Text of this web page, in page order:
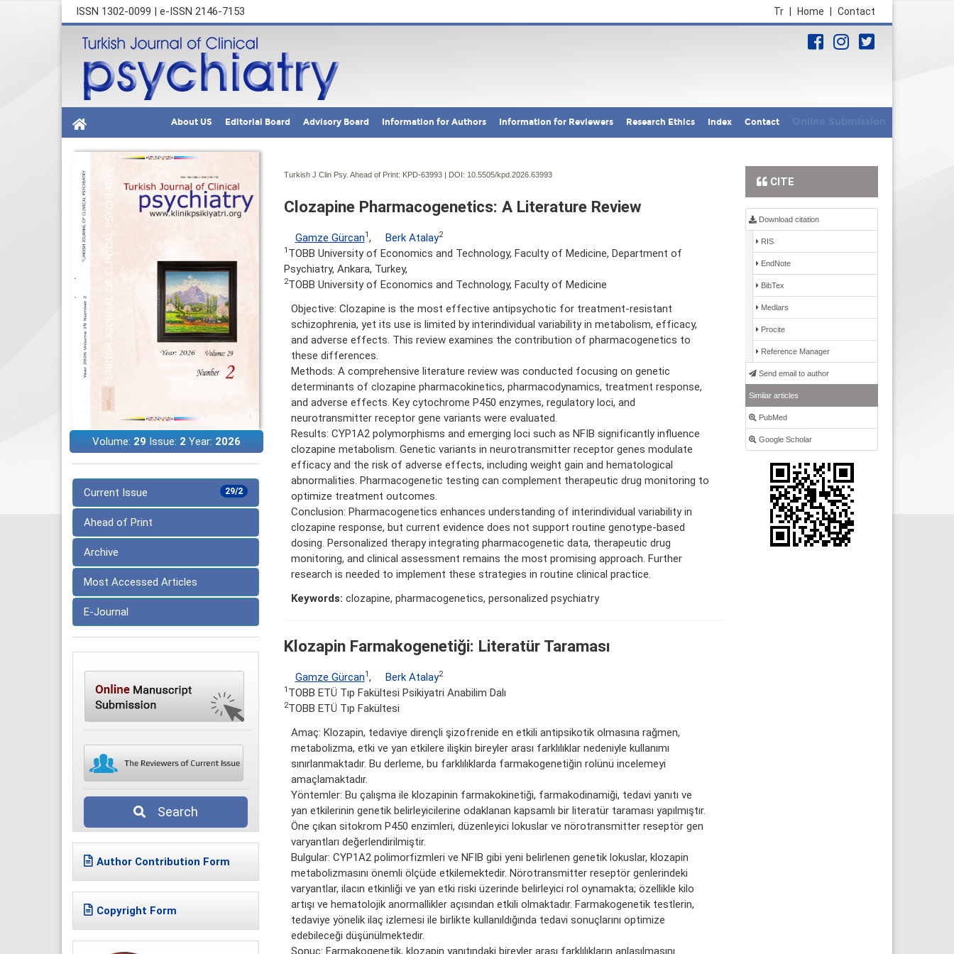
ISSN 1302-0099 | e-ISSN 2146-7153 Contact
Home
Tr
About US Editorial Board Advisory Board Information for Authors Information for Reviewers Research Ethics Index Contact
Volume: 29 Issue: 2 Year: 2026
29/2
Current Issue
Ahead of Print
Archive
Most Accessed Articles
E-Journal
Search
Author Contribution Form
Copyright Form
Turkish J Clin Psy. Ahead of Print: KPD-63993 | DOI: 10.5505/kpd.2026.63993
Clozapine Pharmacogenetics: A Literature Review
Gamze Gürcan1 , Berk Atalay2
1 TOBB University of Economics and Technology, Faculty of Medicine, Department of
Psychiatry, Ankara, Turkey,
2TOBB University of Economics and Technology, Faculty of Medicine
Objective: Clozapine is the most effective antipsychotic for treatment-resistant
schizophrenia, yet its use is limited by interindividual variability in metabolism, efficacy,
and adverse effects. This review examines the contribution of pharmacogenetics to
these differences.
Methods: A comprehensive literature review was conducted focusing on genetic
determinants of clozapine pharmacokinetics, pharmacodynamics, treatment response,
and adverse effects. Key cytochrome P450 enzymes, regulatory loci, and
neurotransmitter receptor gene variants were evaluated.
Results: CYP1A2 polymorphisms and emerging loci such as NFIB significantly influence
clozapine metabolism. Genetic variants in neurotransmitter receptor genes modulate
efficacy and the risk of adverse effects, including weight gain and hematological
abnormalities. Pharmacogenetic testing can complement therapeutic drug monitoring to
optimize treatment outcomes.
Conclusion: Pharmacogenetics enhances understanding of interindividual variability in
clozapine response, but current evidence does not support routine genotype-based
dosing. Personalized therapy integrating pharmacogenetic data, therapeutic drug
monitoring, and clinical assessment remains the most promising approach. Further
research is needed to implement these strategies in routine clinical practice.
Keywords: clozapine, pharmacogenetics, personalized psychiatry
Klozapin Farmakogenetiği: Literatür Taraması
Gamze Gürcan1, Berk Atalay2
1 TOBB ETÜ Tıp Fakültesi Psikiyatri Anabilim Dalı
2TOBB ETÜ Tıp Fakültesi
Amaç: Klozapin, tedaviye dirençli şizofrenide en etkili antipsikotik olmasına rağmen,
metabolizma, etki ve yan etkilere ilişkin bireyler arası farklılıklar nedeniyle kullanımı
sınırlanmaktadır. Bu derleme, bu farklılıklarda farmakogenetiğin rolünü incelemeyi
amaçlamaktadır.
Yöntemler: Bu çalışma ile klozapinin farmakokinetiği, farmakodinamiği, tedavi yanıtı ve
yan etkilerinin genetik belirleyicilerine odaklanan kapsamlı bir literatür taraması yapılmıştır.
Öne çıkan sitokrom P450 enzimleri, düzenleyici lokuslar ve nörotransmitter reseptör gen
varyantları değerlendirilmiştir.
Bulgular: CYP1A2 polimorfizmleri ve NFIB gibi yeni belirlenen genetik lokuslar, klozapin
metabolizmasını önemli ölçüde etkilemektedir. Nörotransmitter reseptör genlerindeki
varyantlar, ilacın etkinliği ve yan etki riski üzerinde belirleyici rol oynamakta; özellikle kilo
artışı ve hematolojik anormallikler açısından etkili olmaktadır. Farmakogenetik testlerin,
tedaviye yönelik ilaç izlemesi ile birlikte kullanıldığında tedavi sonuçlarını optimize
edebileceği düşünülmektedir.
Sonuç: Farmakogenetik, klozapin yanıtındaki bireyler arası farklılıkların anlaşılmasını
CITE
Download citation
RIS
EndNote
BibTex
Medlars
Procite
Reference Manager
Send email to author
Similar articles
PubMed
Google Scholar